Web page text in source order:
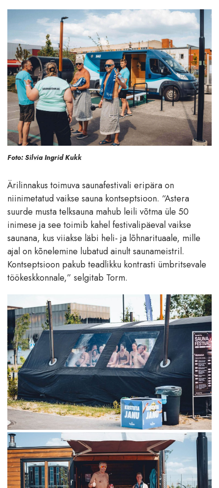
Foto: Silvia Ingrid Kukk
Ärilinnakus toimuva saunafestivali eripära on
niinimetatud vaikse sauna kontseptsioon. “Astera
suurde musta telksauna mahub leili võtma üle 50
inimese ja see toimib kahel festivalipäeval vaikse
saunana, kus viiakse läbi heli- ja lõhnarituaale, mille
ajal on kõnelemine lubatud ainult saunameistril.
Kontseptsioon pakub teadlikku kontrasti ümbritsevale
töökeskkonnale,” selgitab Torm.